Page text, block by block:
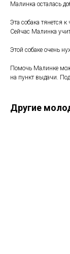
Малинка осталась
Эта собака тянется
Сейчас Малинка
Этой собаке очень
Помочь Малинке
на пункт выдачи.
Другие